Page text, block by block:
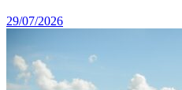
29/07/2026